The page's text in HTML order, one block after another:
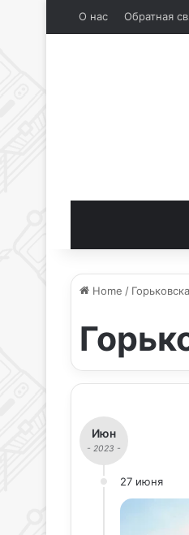
О нас Обратная
Home /
Июн
- 2023 -
27 июня